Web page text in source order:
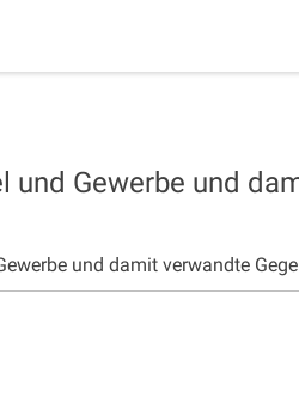
und Gewerbe und
und damit verwandte